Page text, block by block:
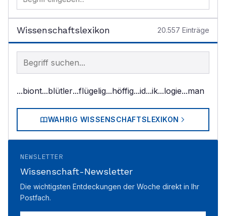
Wissenschaftslexikon 20.557 Einträge
Begriff im Lexikon suchen
...biont...blütler...flügelig...höffig...id...ik...logie...man
WAHRIG WISSENSCHAFTSLEXIKON
NEWSLETTER
Wissenschaft-Newsletter
Die wichtigsten Entdeckungen der Woche direkt in Ihr
Postfach.